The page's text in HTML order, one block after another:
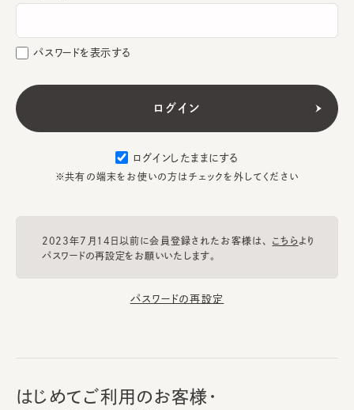
パスワードを表示する
ログインしたままにする
※共有の端末をお使いの方はチェックを外してください
2023年7月14日以前に会員登録されたお客様は、 こちらより
パスワードの再設定をお願いいたします。
パスワードの再設定
はじめてご利用のお客様・